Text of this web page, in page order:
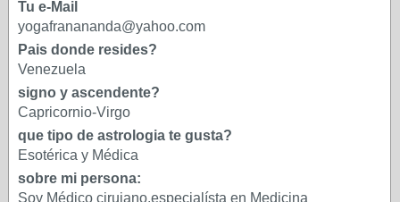
Tu e-Mail
yogafranananda@yahoo.com
Pais donde resides?
Venezuela
signo y ascendente?
Capricornio-Virgo
que tipo de astrologia te gusta?
Esotérica y Médica
sobre mi persona:
Soy Médico cirujano,especialísta en Medicina